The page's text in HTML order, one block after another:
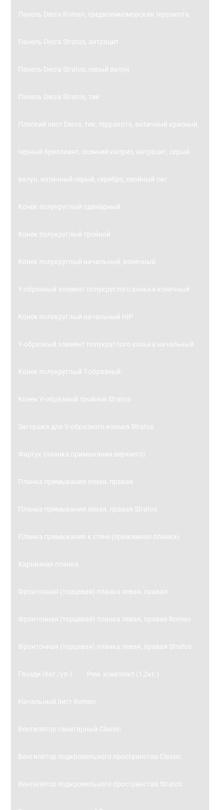
Панель Decra Roman, средиземноморская терракота
Панель Decra Stratos, антрацит
Панель Decra Stratos, серый валун
Панель Decra Stratos, тик
Плоский лист Decra, тик, терракота, античный красный,
черный бриллиант, осенний каприз, антрацит, серый
валун, античный серый, серебро, хвойный лес
Конек полукруглый одинарный
Конек полукруглый тройной
Конек полукруглый начальный, конечный
Y-образный элемент полукруглого конька конечный
Конек полукруглый начальный HIP
Y-образный элемент полукруглого конька начальный
Конек полукруглый Т-образный
Конек V-образный тройной Stratos
Заглушка для V-образного конька Stratos
Фартук (планка примыкания верхнего)
Планка примыкания левая, правая
Планка примыкания левая, правая Stratos
Планка примыкания к стене (прижимная планка)
Карнизная планка
Фронтонная (торцевая) планка левая, правая
Фронтонная (торцевая) планка левая, правая Roman
Фронтонная (торцевая) планка левая, правая Stratos
Гвозди (6кг./уп.) Рем. комплект (1,2кг.)
Начальный лист Roman
Вентилятор санитарный Classic
Вентилятор подкровельного пространства Classic
Вентилятор подкровельного пространства Stratos